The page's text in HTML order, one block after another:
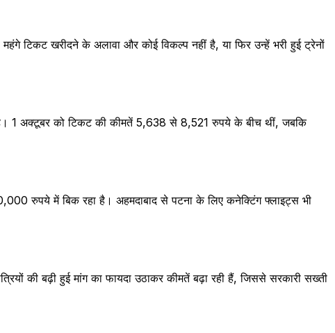
टिकट खरीदने के अलावा और कोई विकल्प नहीं है, या फिर उन्हें भरी हुई ट्रेनों
1 अक्टूबर को टिकट की कीमतें 5,638 से 8,521 रुपये के बीच थीं, जबकि
रुपये में बिक रहा है। अहमदाबाद से पटना के लिए कनेक्टिंग फ्लाइट्स भी
की बढ़ी हुई मांग का फायदा उठाकर कीमतें बढ़ा रही हैं, जिससे सरकारी सख्ती